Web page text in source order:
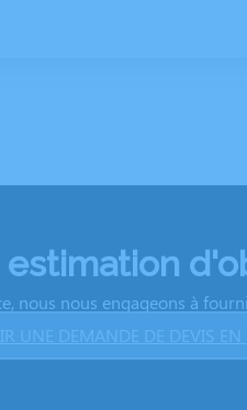
nous nous engageons à
UNE DEMANDE DE DEVIS EN